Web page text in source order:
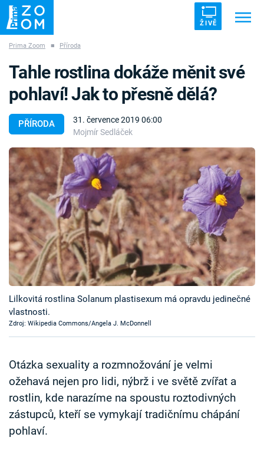
ŽIVĚ
ZÁHADY VETŘELCI DÁVNOVĚKU
Témata
Témata
Pořady
TV Program
Časopis
Sledujte prima+
Přihlášení
Sledujte nás
Prima Zoom ■ Příroda
PŘÍRODA
31. července 2019 06:00
Mojmír Sedláček
Tahle rostlina dokáže měnit své
pohlaví! Jak to přesně dělá?
Lilkovitá rostlina Solanum plastisexum má opravdu jedinečné
vlastnosti.
Zdroj: Wikipedia Commons/Angela J. McDonnell
Otázka sexuality a rozmnožování je velmi
ožehavá nejen pro lidi, nýbrž i ve světě zvířat a
rostlin, kde narazíme na spoustu roztodivných
zástupců, kteří se vymykají tradičnímu chápání
pohlaví.